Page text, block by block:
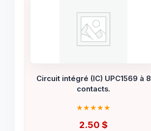
Circuit intégré (IC) UPC1569 à 8
contacts.
2.50 $